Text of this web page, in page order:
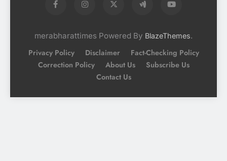
merabharattimes Powered By BlazeThemes.
Privacy Policy Disclaimer
Fact-Checking Policy
Correction Policy
About Us
Subscribe Us
Contact Us